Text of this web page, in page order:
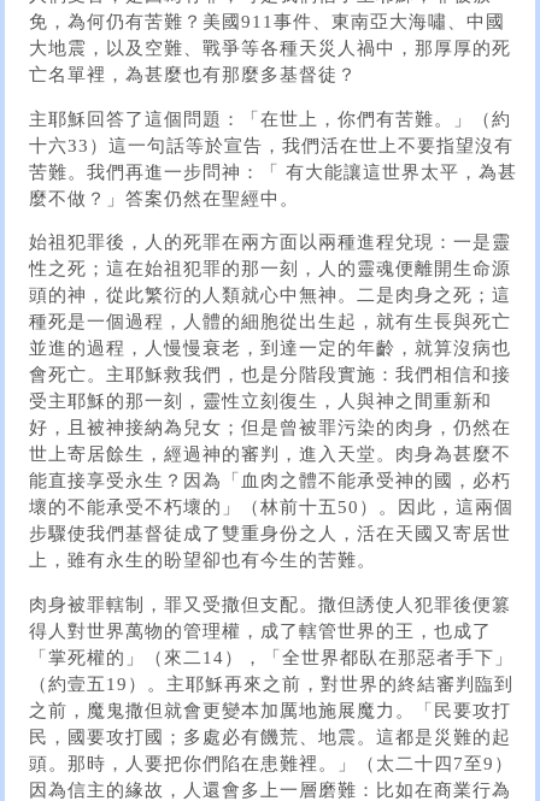
免，為何仍有苦難？美國911事件、東南亞大海嘯、中國
大地震，以及空難、戰爭等各種天災人禍中，那厚厚的死
亡名單裡，為甚麼也有那麼多基督徒？
主耶穌回答了這個問題：「在世上，你們有苦難。」（約
十六33）這一句話等於宣告，我們活在世上不要指望沒有
苦難。我們再進一步問神：「 有大能讓這世界太平，為甚
麼不做？」答案仍然在聖經中。
始祖犯罪後，人的死罪在兩方面以兩種進程兌現：一是靈
性之死；這在始祖犯罪的那一刻，人的靈魂便離開生命源
頭的神，從此繁衍的人類就心中無神。二是肉身之死；這
種死是一個過程，人體的細胞從出生起，就有生長與死亡
並進的過程，人慢慢衰老，到達一定的年齡，就算沒病也
會死亡。主耶穌救我們，也是分階段實施：我們相信和接
受主耶穌的那一刻，靈性立刻復生，人與神之間重新和
好，且被神接納為兒女；但是曾被罪污染的肉身，仍然在
世上寄居餘生，經過神的審判，進入天堂。肉身為甚麼不
能直接享受永生？因為「血肉之體不能承受神的國，必朽
壞的不能承受不朽壞的」（林前十五50）。因此，這兩個
步驟使我們基督徒成了雙重身份之人，活在天國又寄居世
上，雖有永生的盼望卻也有今生的苦難。
肉身被罪轄制，罪又受撒但支配。撒但誘使人犯罪後便篡
得人對世界萬物的管理權，成了轄管世界的王，也成了
「掌死權的」（來二14），「全世界都臥在那惡者手下」
（約壹五19）。主耶穌再來之前，對世界的終結審判臨到
之前，魔鬼撒但就會更變本加厲地施展魔力。「民要攻打
民，國要攻打國；多處必有饑荒、地震。這都是災難的起
頭。那時，人要把你們陷在患難裡。」（太二十四7至9）
因為信主的緣故，人還會多上一層磨難：比如在商業行為